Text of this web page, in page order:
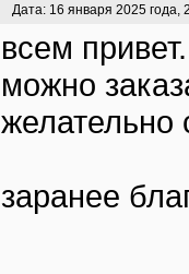
Дата: 16 января 2025 года,
всем
можно
желательно
заранее